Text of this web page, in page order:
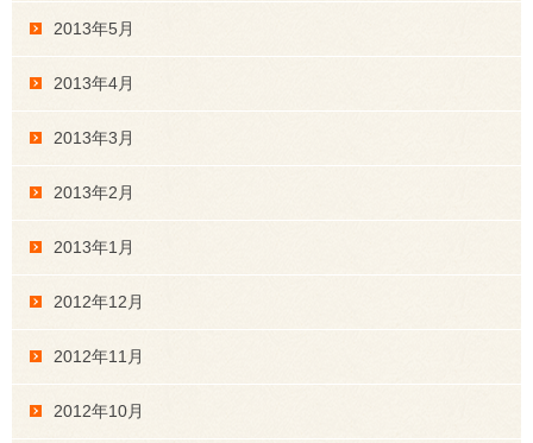
2013年5月
2013年4月
2013年3月
2013年2月
2013年1月
2012年12月
2012年11月
2012年10月